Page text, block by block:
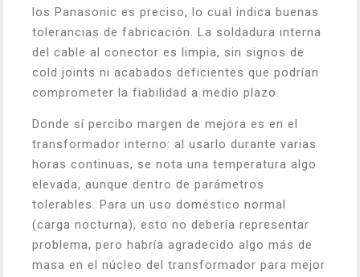
los Panasonic es preciso, lo cual indica buenas
tolerancias de fabricación. La soldadura interna
del cable al conector es limpia, sin signos de
cold joints ni acabados deficientes que podrían
comprometer la fiabilidad a medio plazo.
Donde sí percibo margen de mejora es en el
transformador interno: al usarlo durante varias
horas continuas, se nota una temperatura algo
elevada, aunque dentro de parámetros
tolerables. Para un uso doméstico normal
(carga nocturna), esto no debería representar
problema, pero habría agradecido algo más de
masa en el núcleo del transformador para mejor